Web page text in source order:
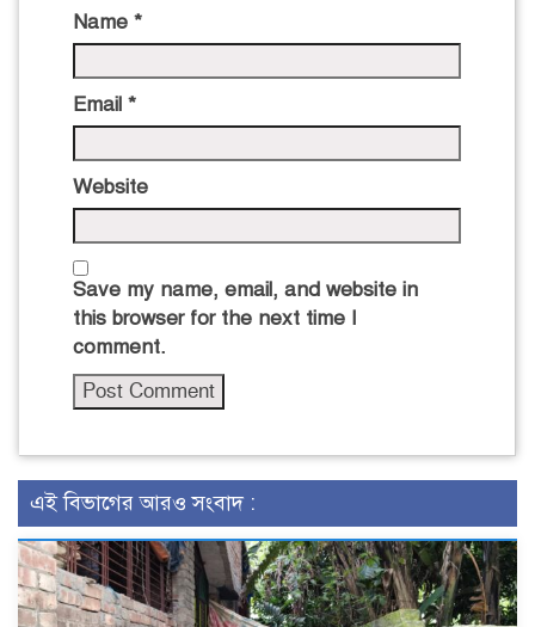
Name *
Email *
Website
Save my name, email, and website in
this browser for the next time I
comment.
এই বিভাগের আরও সংবাদ :